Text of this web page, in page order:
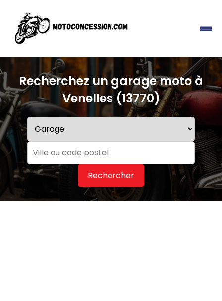
Recherchez un garage moto à
Venelles (13770)
Rechercher